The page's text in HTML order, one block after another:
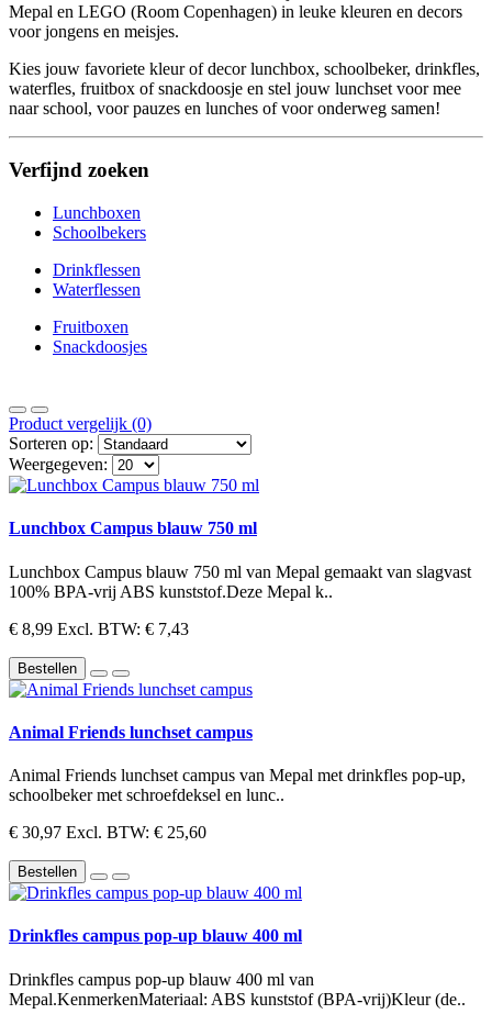
Mepal en LEGO (Room Copenhagen) in leuke kleuren en decors
voor jongens en meisjes.
Kies jouw favoriete kleur of decor lunchbox, schoolbeker, drinkfles,
waterfles, fruitbox of snackdoosje en stel jouw lunchset voor mee
naar school, voor pauzes en lunches of voor onderweg samen!
Verfijnd zoeken
Lunchboxen
Schoolbekers
Drinkflessen
Waterflessen
Fruitboxen
Snackdoosjes
Product vergelijk (0)
Sorteren op:
Weergegeven:
Lunchbox Campus blauw 750 ml
Lunchbox Campus blauw 750 ml van Mepal gemaakt van slagvast
100% BPA-vrij ABS kunststof.Deze Mepal k..
€ 8,99 Excl. BTW: € 7,43
Bestellen
Animal Friends lunchset campus
Animal Friends lunchset campus van Mepal met drinkfles pop-up,
schoolbeker met schroefdeksel en lunc..
€ 30,97 Excl. BTW: € 25,60
Bestellen
Drinkfles campus pop-up blauw 400 ml
Drinkfles campus pop-up blauw 400 ml van
Mepal.KenmerkenMateriaal: ABS kunststof (BPA-vrij)Kleur (de..